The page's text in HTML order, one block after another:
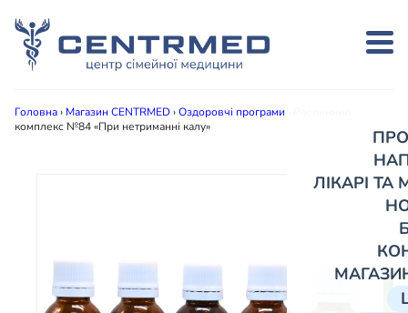
ЛІКАРІ
Головна› Магазин CENTRMED›Оздоровчі програми
комплекс №84 «При нетриманні калу»